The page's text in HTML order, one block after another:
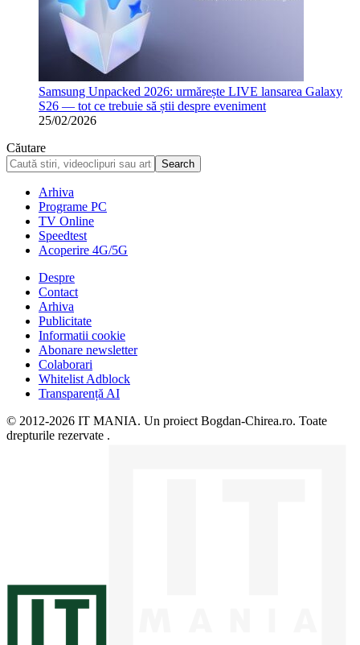
Samsung Unpacked 2026: urmărește LIVE lansarea Galaxy
S26 — tot ce trebuie să știi despre eveniment
25/02/2026
Căutare
Arhiva
Programe PC
TV Online
Speedtest
Acoperire 4G/5G
Despre
Contact
Arhiva
Publicitate
Informatii cookie
Abonare newsletter
Colaborari
Whitelist Adblock
Transparență AI
© 2012-2026 IT MANIA. Un proiect Bogdan-Chirea.ro. Toate
drepturile rezervate .